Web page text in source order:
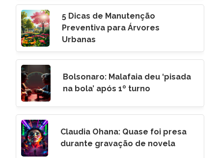
5 Dicas de Manutenção
Preventiva para Árvores
Urbanas
Bolsonaro: Malafaia deu ‘pisada
na bola’ após 1º turno
Claudia Ohana: Quase foi presa
durante gravação de novela